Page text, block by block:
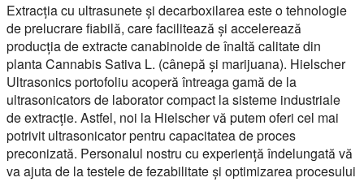
Extracția cu ultrasunete și decarboxilarea este o tehnologie
de prelucrare fiabilă, care facilitează și accelerează
producția de extracte canabinoide de înaltă calitate din
planta Cannabis Sativa L. (cânepă și marijuana). Hielscher
Ultrasonics portofoliu acoperă întreaga gamă de la
ultrasonicators de laborator compact la sisteme industriale
de extracție. Astfel, noi la Hielscher vă putem oferi cel mai
potrivit ultrasonicator pentru capacitatea de proces
preconizată. Personalul nostru cu experiență îndelungată vă
va ajuta de la testele de fezabilitate și optimizarea procesului